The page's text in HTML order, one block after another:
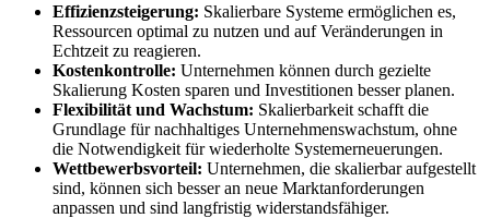
Effizienzsteigerung: Skalierbare Systeme ermöglichen es,
Ressourcen optimal zu nutzen und auf Veränderungen in
Echtzeit zu reagieren.
Kostenkontrolle: Unternehmen können durch gezielte
Skalierung Kosten sparen und Investitionen besser planen.
Flexibilität und Wachstum: Skalierbarkeit schafft die
Grundlage für nachhaltiges Unternehmenswachstum, ohne
die Notwendigkeit für wiederholte Systemerneuerungen.
Wettbewerbsvorteil: Unternehmen, die skalierbar aufgestellt
sind, können sich besser an neue Marktanforderungen
anpassen und sind langfristig widerstandsfähiger.